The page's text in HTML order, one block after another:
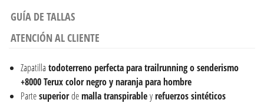
GUÍA DE TALLAS
ATENCIÓN AL CLIENTE
Zapatilla todoterreno perfecta para trailrunning o senderismo
+8000 Terux color negro y naranja para hombre
Partesuperiordemalla transpirableyrefuerzos sintéticos